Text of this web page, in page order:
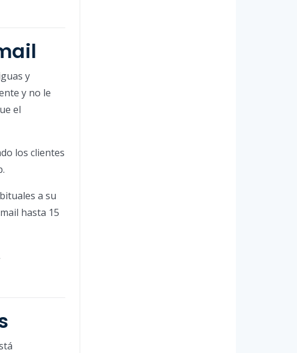
y
y no le
el
los clientes
a su
hasta 15